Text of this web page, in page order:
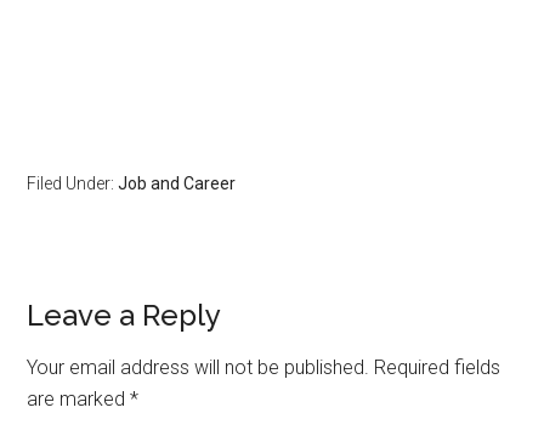
Filed Under:Job and Career
Leave a Reply
Your email address will not be published. Required fields
are marked*